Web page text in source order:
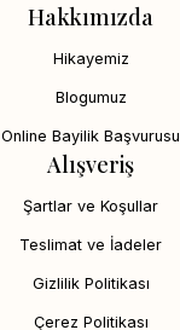
Hakkımızda
Hikayemiz
Blogumuz
Online Bayilik Başvurusu
Alışveriş
Şartlar ve Koşullar
Teslimat ve İadeler
Gizlilik Politikası
Çerez Politikası